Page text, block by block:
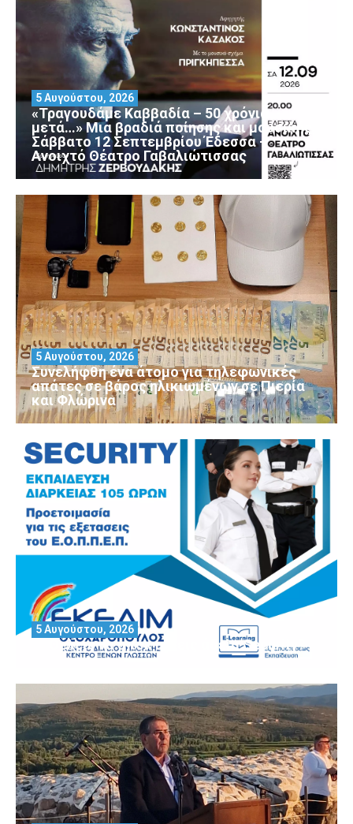
«Τραγουδάμε Καββαδία – 50 χρόνια
μετά…» Μια βραδιά ποίησης και μουσικής
Σάββατο 12 Σεπτεμβρίου Έδεσσα –
Ανοιχτό Θέατρο Γαβαλιώτισσας
5 Αυγούστου, 2026
Συνελήφθη ένα άτομο για τηλεφωνικές
απάτες σε βάρος ηλικιωμένων σε Πιερία
και Φλώρινα
5 Αυγούστου, 2026
Θέλεις να αποκτήσεις άδεια Security?
5 Αυγούστου, 2026